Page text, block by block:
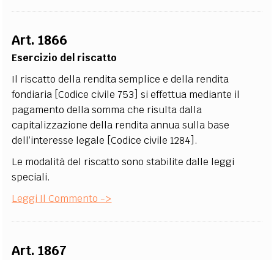
Art. 1866
Esercizio del riscatto
Il riscatto della rendita semplice e della rendita
fondiaria [Codice civile 753] si effettua mediante il
pagamento della somma che risulta dalla
capitalizzazione della rendita annua sulla base
dell’interesse legale [Codice civile 1284].
Le modalità del riscatto sono stabilite dalle leggi
speciali.
Leggi Il Commento ->
Art. 1867